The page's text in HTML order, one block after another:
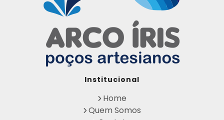
Manutenção Preventiva de Poços Artesiano
Obtenha sua Licença de Perfuração de Poç
o Artesiano
Orçamento de Poço Semi Artesiano
Orçamento para Perfuração de Poço Artesi
ano
Outorga DAEE para Poço Artesiano
cos
nos
Institucional
Home
Quem Somos